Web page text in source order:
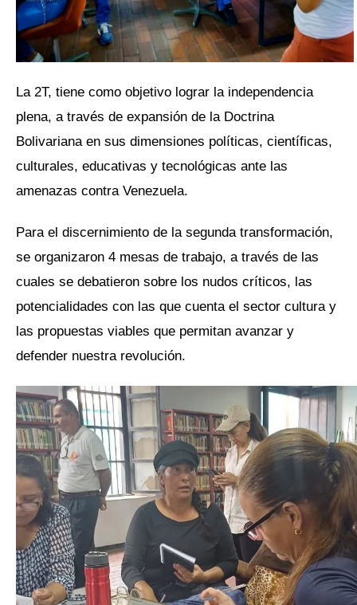
La 2T, tiene como objetivo lograr la independencia
plena, a través de expansión de la Doctrina
Bolivariana en sus dimensiones políticas, científicas,
culturales, educativas y tecnológicas ante las
amenazas contra Venezuela.
Para el discernimiento de la segunda transformación,
se organizaron 4 mesas de trabajo, a través de las
cuales se debatieron sobre los nudos críticos, las
potencialidades con las que cuenta el sector cultura y
las propuestas viables que permitan avanzar y
defender nuestra revolución.